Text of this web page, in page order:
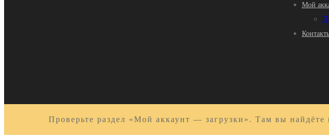
Мой
Проверьте раздел «Мой аккаунт — загрузки». Там вы